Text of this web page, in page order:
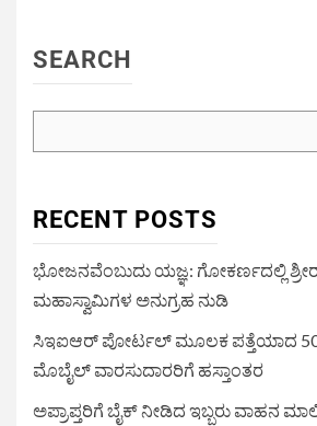
SEARCH
RECENT POSTS
ಭೋಜನವೆಂಬುದು ಯಜ್ಞ: ಗೋಕರ್ಣದಲ್ಲಿ
ಮಹಾಸ್ವಾಮಿಗಳ ಅನುಗ್ರಹ ನುಡಿ
ಸಿಇಐಆರ್ ಪೋರ್ಟಲ್ ಮೂಲಕ ಪತ್ತೆಯಾದ
ಮೊಬೈಲ್ ವಾರಸುದಾರರಿಗೆ ಹಸ್ತಾಂತರ
ಅಪ್ರಾಪ್ತರಿಗೆ ಬೈಕ್ ನೀಡಿದ ಇಬ್ಬರು ವಾಹನ